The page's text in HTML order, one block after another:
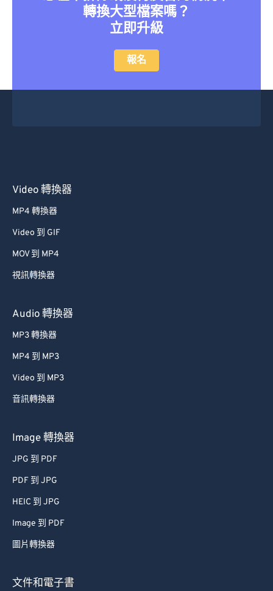
轉換大型檔案嗎？
立即升級
報名
Video 轉換器
MP4 轉換器
Video 到 GIF
MOV 到 MP4
視訊轉換器
Audio 轉換器
MP3 轉換器
MP4 到 MP3
Video 到 MP3
音訊轉換器
Image 轉換器
JPG 到 PDF
PDF 到 JPG
HEIC 到 JPG
Image 到 PDF
圖片轉換器
文件和電子書